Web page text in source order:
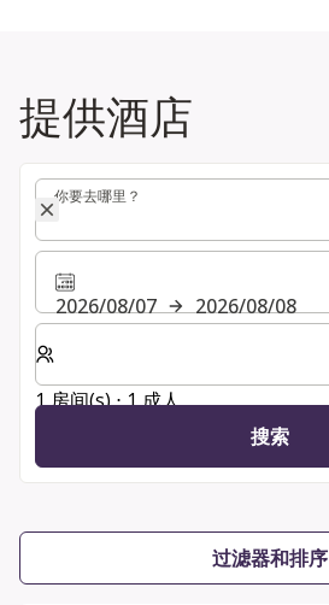
提供酒店
你要去哪里？
你要去哪里？
2026/08/07
2026/08/08
选择房间数和入住人数
1 房间(s) ⋅ 1 成人
搜索
过滤器和排序